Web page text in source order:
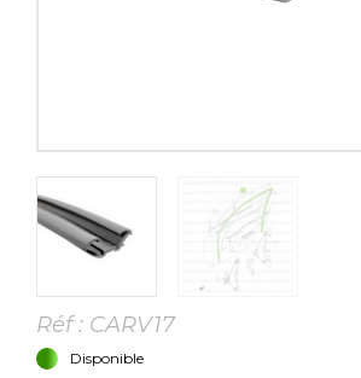
Réf : CARV17
Disponible